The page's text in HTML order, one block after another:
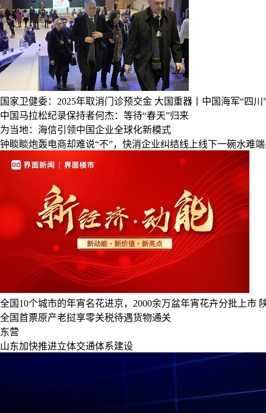
国家卫健委：2025年取消门诊预交金 大国重器丨中国海军“四
中国马拉松纪录保持者何杰：等待“春天”归来
为当地：海信引领中国企业全球化新模式
钟睒睒炮轰电商却难说“不”，快消企业纠结线上线下一碗水难
全国10个城市的年宵名花进京，2000余万盆年宵花卉分批上市
全国首票原产老挝享零关税待遇货物通关
东营
山东加快推进立体交通体系建设